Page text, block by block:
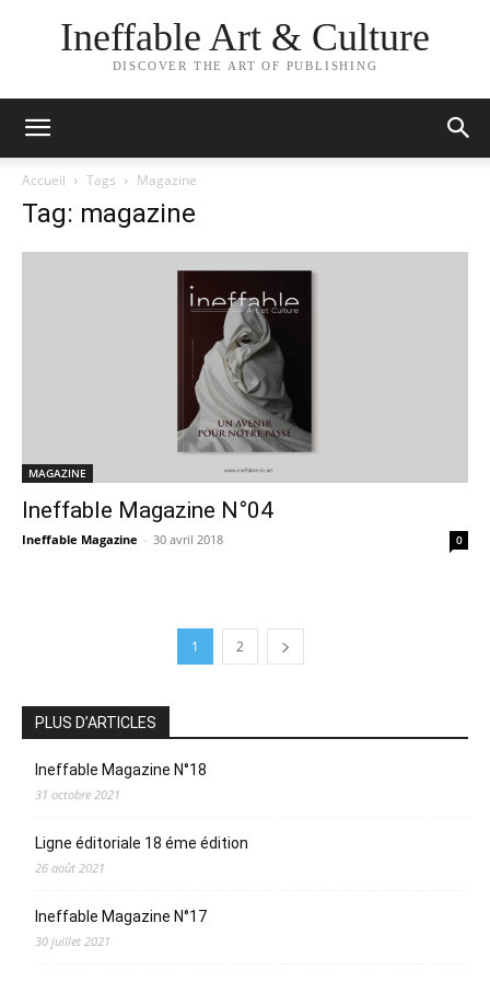
Ineffable Art & Culture
DISCOVER THE ART OF PUBLISHING
Accueil Tags Magazine
Tag: magazine
MAGAZINE
Ineffable Magazine N°04
Ineffable Magazine - 30 avril 2018 0
1 2
PLUS D’ARTICLES
Ineffable Magazine N°18
31 octobre 2021
Ligne éditoriale 18 éme édition
26 août 2021
Ineffable Magazine N°17
30 juillet 2021